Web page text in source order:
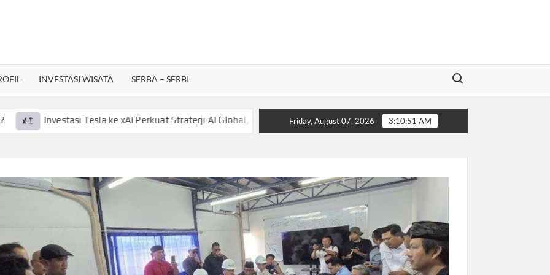
INVESTASI WISATA SERBA – SERBI
Search for:
Investasi Tesla ke xAI Perkuat Strategi AI Global, Gini Laporannya! Sip! Buronan Investasi Bodong asal Bungo Jambi
Friday, August 07, 2026 3:10:51 AM